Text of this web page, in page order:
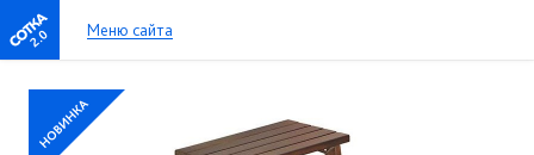
2.0 Меню сайта